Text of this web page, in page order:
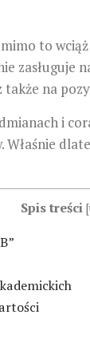
to
zasługuje
na
i
Spis treści [